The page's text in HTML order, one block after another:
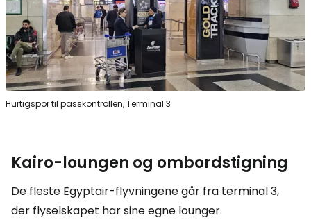
Hurtigspor til passkontrollen, Terminal 3
Kairo-loungen og ombordstigning
De fleste Egyptair-flyvningene går fra terminal 3,
der flyselskapet har sine egne lounger.